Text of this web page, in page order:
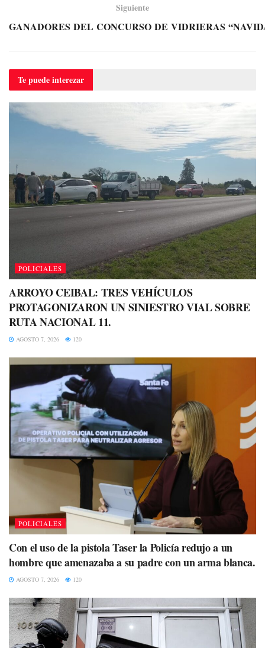
Siguiente
GANADORES DEL CONCURSO DE VIDRIERAS
Te puedeinterezar
POLICIALES
ARROYO CEIBAL: TRES VEHÍCULOS
PROTAGONIZARON UN SINIESTRO VIAL SOBRE
RUTA NACIONAL 11.
AGOSTO 7, 2026 120
POLICIALES
Con el uso de la pistola Taser la Policía redujo a un
hombre que amenazaba a su padre con un arma blanca.
AGOSTO 7, 2026 120